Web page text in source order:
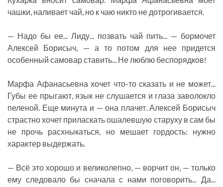
чашки, наливает чай, но к чаю никто не дотрогивается.
— Надо бы ее... Лиду... позвать чай пить... — бормочет
Алексей Борисыч, — а то потом для нее придется
особенный самовар ставить... Не люблю беспорядков!
Марфа Афанасьевна хочет что-то сказать и не может...
Губы ее прыгают, язык не слушается и глаза заволокло
пеленой. Еще минута и — она плачет. Алексей Борисыч
страстно хочет приласкать ошалевшую старуху в сам бы
не прочь расхныкаться, но мешает гордость: нужно
характер выдержать.
— Всё это хорошо и великолепно, — ворчит он, — только
ему следовало бы сначала с нами поговорить... Да...